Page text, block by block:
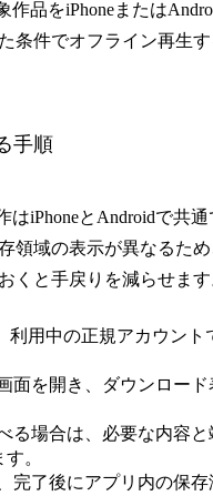
品をiPhoneまたは
条件でオフライン再生
手順
iPhoneとAndroidで共通
領域の表示が異なるた
くと手戻りを減らせま
利用中の正規アカウント
面を開き、ダウンロード
る場合は、必要な内容と
。
完了後にアプリ内の保存